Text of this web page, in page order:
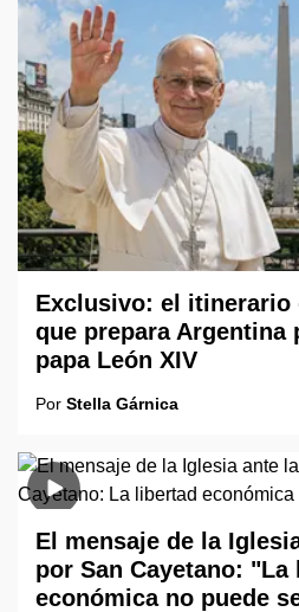
Exclusivo: el itinerario
que prepara Argentina
papa León XIV
Por Stella Gárnica
El mensaje de la
por San Cayetano: "La
económica no puede